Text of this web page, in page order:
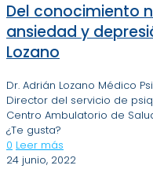
Del conocimiento
ansiedad y
Lozano
Dr. Adrián Lozano Médico
Director del servicio de
Centro Ambulatorio de
¿Te gusta?
0 Leer más
24 junio, 2022